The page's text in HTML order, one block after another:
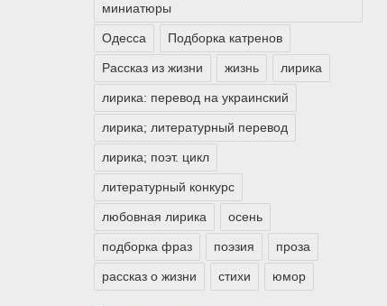
миниатюры
Одесса Подборка катренов
Рассказ из жизни жизнь лирика
лирика: перевод на украинский
лирика; литературный перевод
лирика; поэт. цикл
литературный конкурс
любовная лирика осень
подборка фраз поэзия проза
рассказ о жизни стихи юмор